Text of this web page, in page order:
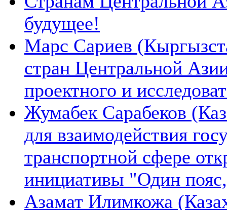
будущее!
Марс Сариев
стран Центральной
проектного и
Жумабек Сарабеков
для взаимодействия
транспортной сфере
инициативы "Один
Азамат Илимкожа